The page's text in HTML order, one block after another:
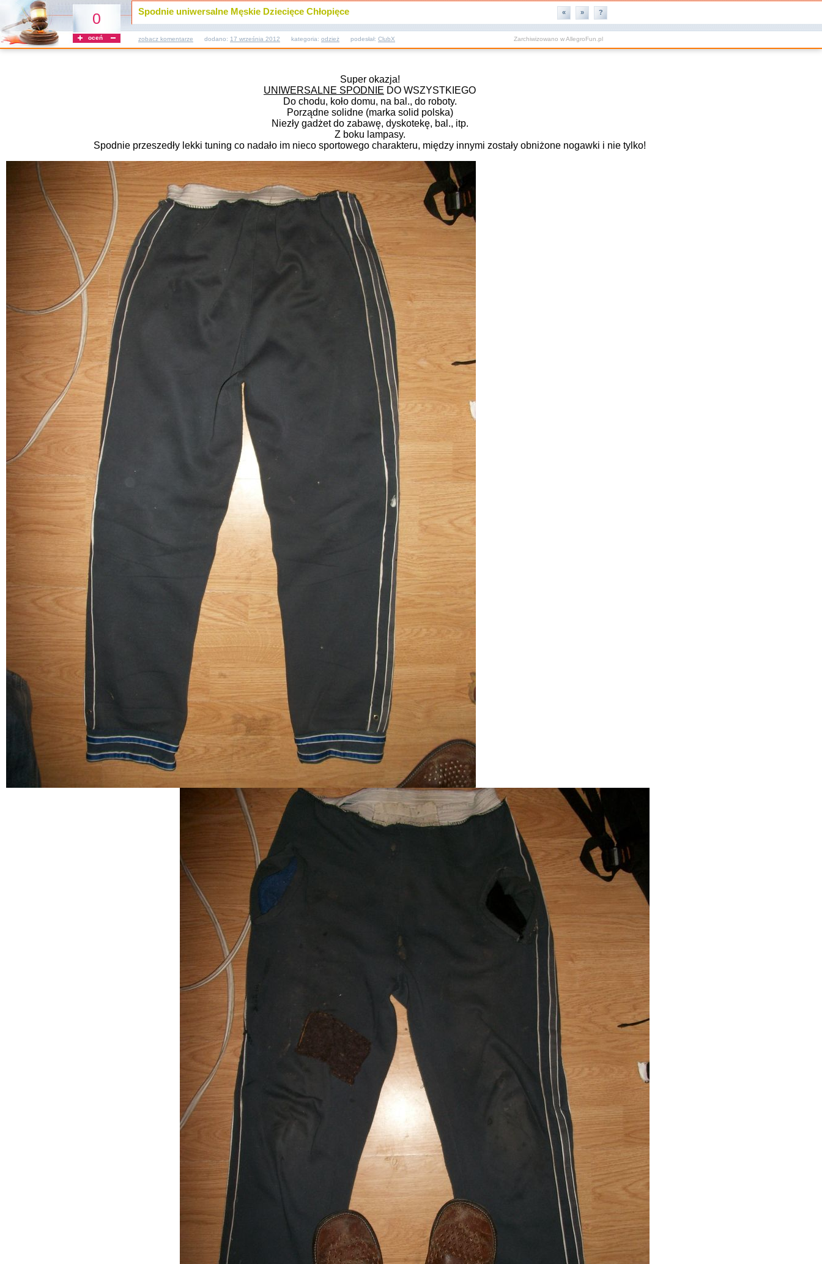
Super okazja!
UNIWERSALNE SPODNIE DO WSZYSTKIEGO
Do chodu, koło domu, na bal., do roboty.
Porządne solidne (marka solid polska)
Niezły gadżet do zabawę, dyskotekę, bal., itp.
Z boku lampasy.
Spodnie przeszedły lekki tuning co nadało im nieco sportowego charakteru, między innymi zostały obniżone nogawki i nie tylko!
0
oceń
Spodnie uniwersalne Męskie Dziecięce Chłopięce ?
»
«
zobacz komentarze dodano: 17 września 2012 kategoria: odzież podesłał: ClubX Zarchiwizowano wAllegroFun.pl